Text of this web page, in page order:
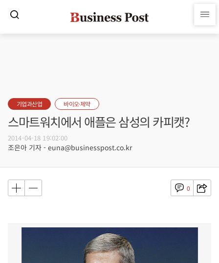
기업과산업 바이오·제약
스마트워치에서 애플은 삼성의 카피캣?
2014-04-18 19:02:00
조은아 기자 - euna@businesspost.co.kr
0